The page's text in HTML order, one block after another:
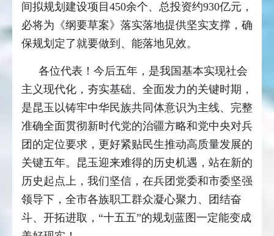
间拟规划建设项目450余个、总投资约930亿元，
必将为《纲要草案》落实落地提供坚实支撑，确
保规划定了就要做到、能落地见效。
各位代表！今后五年，是我国基本实现社会
主义现代化，夯实基础、全面发力的关键时期，
是昆玉以铸牢中华民族共同体意识为主线、完整
准确全面贯彻新时代党的治疆方略和党中央对兵
团的定位要求，更好紧贴民生推动高质量发展的
关键五年。昆玉迎来难得的历史机遇，站在新的
历史起点上，我们坚信，在兵团党委和市委坚强
领导下，全市各族职工群众凝心聚力、团结奋
斗、开拓进取，“十五五”的规划蓝图一定能变成